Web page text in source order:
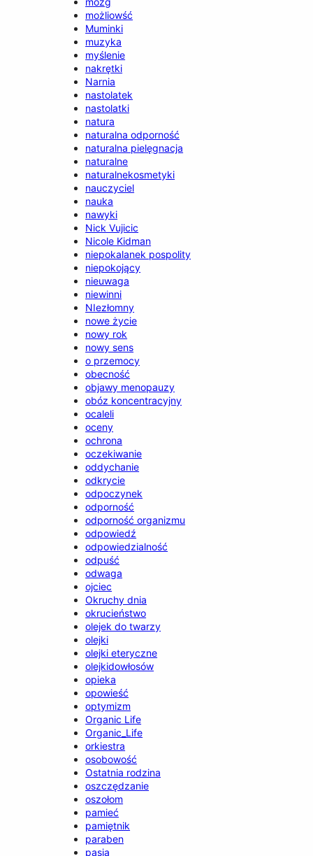
możliowść
Muminki
muzyka
myślenie
nakrętki
Narnia
nastolatek
nastolatki
natura
naturalna odporność
naturalna pielęgnacja
naturalne
naturalnekosmetyki
nauczyciel
nauka
nawyki
Nick Vujicic
Nicole Kidman
niepokalanek pospolity
niepokojący
nieuwaga
niewinni
NIezłomny
nowe życie
nowy rok
nowy sens
o przemocy
obecność
objawy menopauzy
obóz koncentracyjny
ocaleli
oceny
ochrona
oczekiwanie
oddychanie
odkrycie
odpoczynek
odporność
odporność organizmu
odpowiedź
odpowiedzialność
odpuść
odwaga
ojciec
Okruchy dnia
okrucieństwo
olejek do twarzy
olejki
olejki eteryczne
olejkidowłosów
opieka
opowieść
optymizm
Organic Life
Organic_Life
orkiestra
osobowość
Ostatnia rodzina
oszczędzanie
oszołom
pamieć
pamiętnik
paraben
pasja